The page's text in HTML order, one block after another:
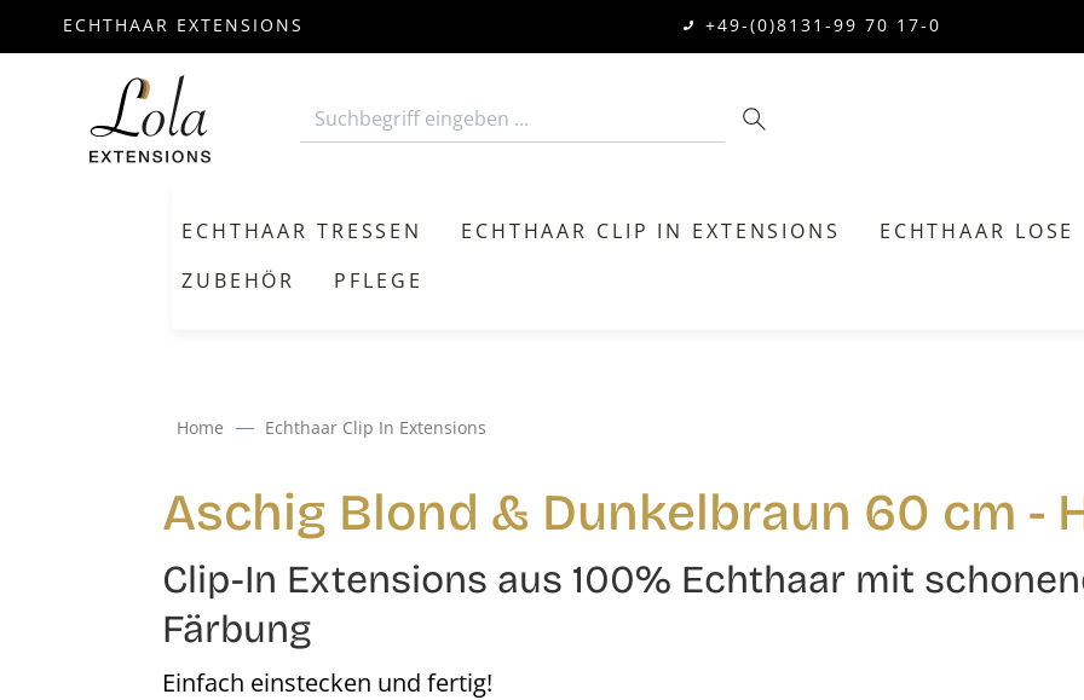
ECHTHAAR EXTENSIONS +49-(0)8131-99 70 17-0
ECHTHAAR TRESSEN ECHTHAAR CLIP IN EXTENSIONS ECHTHAAR LOSE
ZUBEHÖR
PFLEGE
Home Echthaar Clip In Extensions
Aschig Blond & Dunkelbraun 60 cm -
Clip-In Extensions aus 100% Echthaar mit
Färbung
Einfach einstecken und fertig!